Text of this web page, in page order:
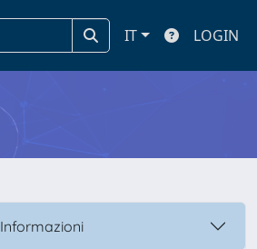
IT LOGIN
Informazioni